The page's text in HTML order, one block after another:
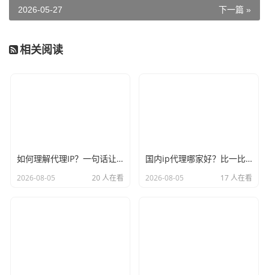
下一篇 »
2026-05-27
相关阅读
如何理解代理IP？一句话让你彻底不再迷糊
2026-08-05 20 人在看
国内ip代理哪家好？比一比口碑就见分晓
2026-08-05 17 人在看